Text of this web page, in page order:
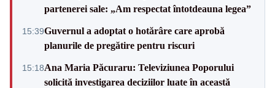
partenerei sale: „Am respectat întotdeauna legea”
15:39Guvernul a adoptat o hotărâre care aprobă
planurile de pregătire pentru riscuri
15:18Ana Maria Păcuraru: Televiziunea Poporului
solicită investigarea deciziilor luate în această